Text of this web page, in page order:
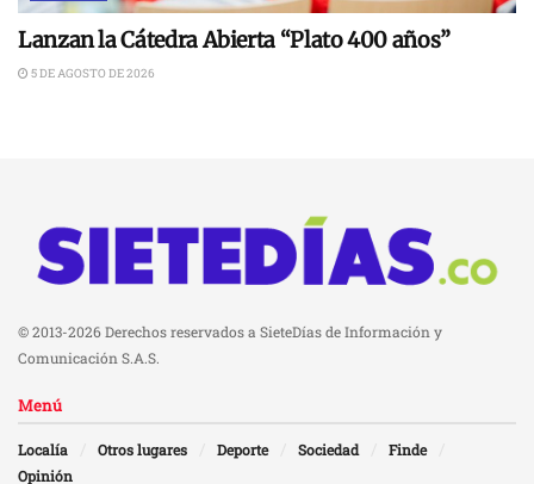
Lanzan la Cátedra Abierta “Plato 400 años”
5 DE AGOSTO DE 2026
© 2013-2026 Derechos reservados a SieteDías de Información y
Comunicación S.A.S.
Menú
Localía Otros lugares Deporte Sociedad
Finde
Opinión